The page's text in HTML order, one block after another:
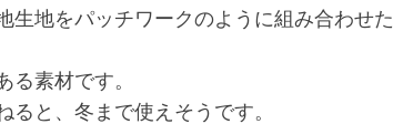
生地をパッチワークのように組み合わせた
素材です。
ると、冬まで使えそうです。